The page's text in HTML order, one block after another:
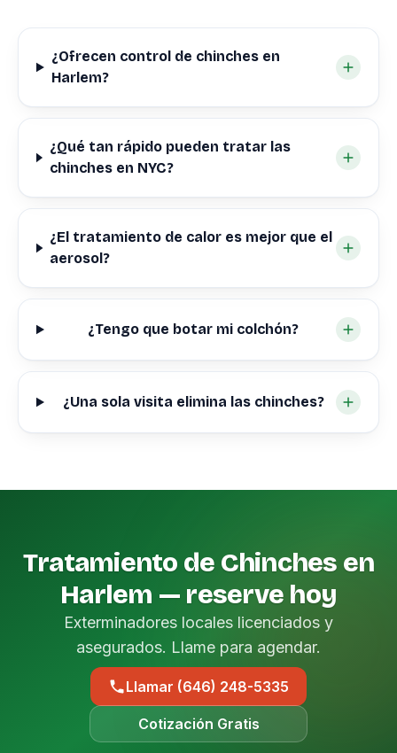
¿Ofrecen control de chinches en
Harlem?
¿Qué tan rápido pueden tratar las
chinches en NYC?
¿El tratamiento de calor es mejor que el
aerosol?
¿Tengo que botar mi colchón?
¿Una sola visita elimina las chinches?
Tratamiento de Chinches en
Harlem — reserve hoy
Exterminadores locales licenciados y
asegurados. Llame para agendar.
Llamar (646) 248-5335
Cotización Gratis